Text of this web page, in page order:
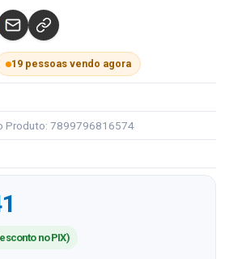
19 pessoas vendo agora
Produto: 7899796816574
no PIX)